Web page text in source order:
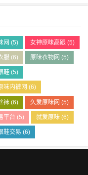
网 (5) 女神原味高跟(5)
服 (6) 原味衣物网 (5)
鞋(5)
味内裤网 (6)
袜(6) 久爱原味网 (5)
平台 (5) 就爱原味(6)
鞋交易 (6)